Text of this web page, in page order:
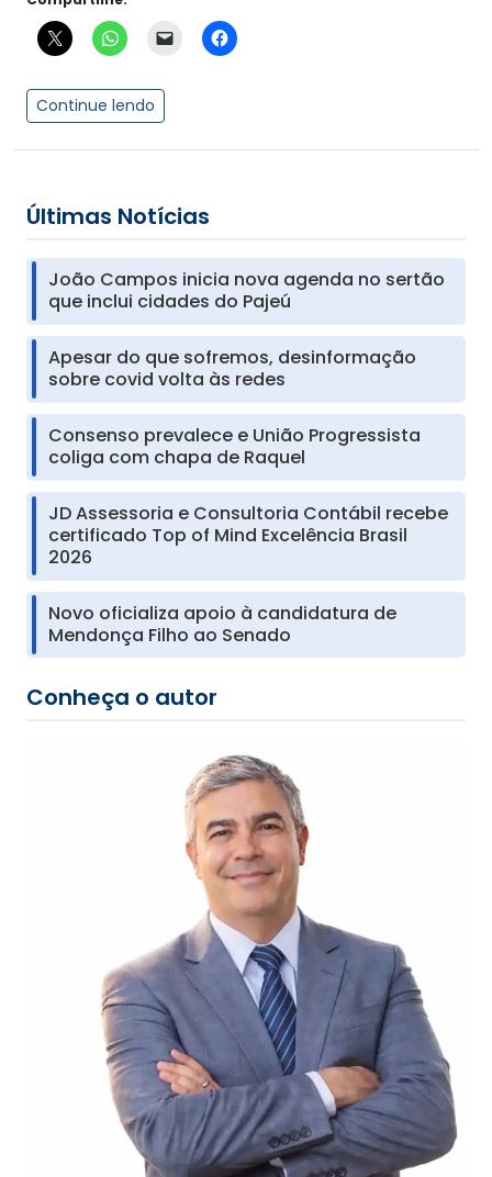
Continue lendo
Últimas Notícias
João Campos inicia nova agenda no sertão
que inclui cidades do Pajeú
Apesar do que sofremos, desinformação
sobre covid volta às redes
Consenso prevalece e União Progressista
coliga com chapa de Raquel
JD Assessoria e Consultoria Contábil recebe
certificado Top of Mind Excelência Brasil
2026
Novo oficializa apoio à candidatura de
Mendonça Filho ao Senado
Conheça o autor